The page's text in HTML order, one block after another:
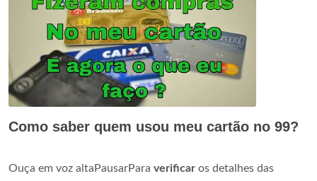
Como saber quem usou meu cartão no 99?
Ouça em voz altaPausarPara verificar os detalhes das